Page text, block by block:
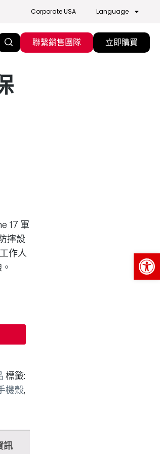
Corporate USA Language
聯繫銷售團隊 立即購買
17 軍
摔設
作人
標籤:
機殼,
訊